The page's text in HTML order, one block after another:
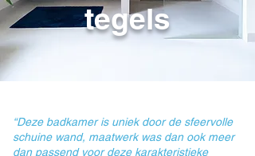
tegels
“Deze badkamer is uniek door de sfeervolle
schuine wand, maatwerk was dan ook meer
dan passend voor deze karakteristieke